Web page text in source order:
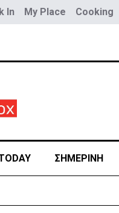
In My Place Cooking
ΣΗΜΕΡΙΝΗ